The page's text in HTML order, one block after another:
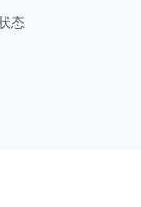
态